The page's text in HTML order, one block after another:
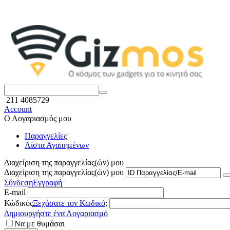
211 4085729
Account
Ο Λογαριασμός μου
Παραγγελίες
Λίστα Αγαπημένων
Διαχείριση της παραγγελίας(ών) μου
Διαχείριση της παραγγελίας(ών) μου
ΣύνδεσηΕγγραφή
E-mail
ΚώδικόςΞεχάσατε τον Κωδικό;
Δημιουργήστε ένα Λογαριασμό
Να με θυμάσαι